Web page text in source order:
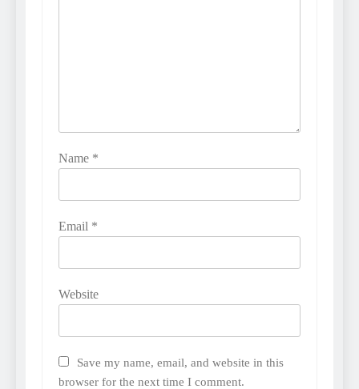
Name *
Email *
Website
Save my name, email, and website in this
browser for the next time I comment.